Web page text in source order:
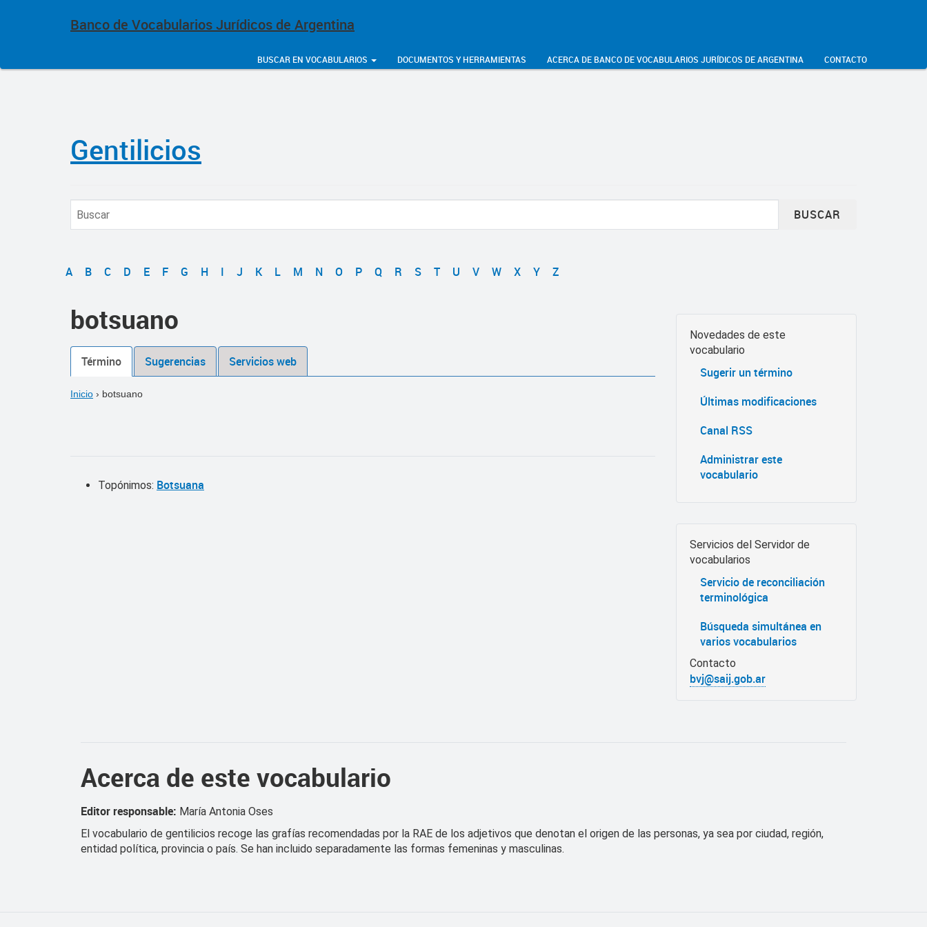
Banco de Vocabularios Jurídicos de Argentina
BUSCAR EN VOCABULARIOS DOCUMENTOS Y HERRAMIENTAS ACERCA DE BANCO DE VOCABULARIOS JURÍDICOS DE ARGENTINA CONTACTO
Gentilicios
BUSCAR
A B C D E F G H I J K L M N O P Q R S T U V W X Y Z
botsuano
Término Sugerencias Servicios web
Inicio › botsuano
Topónimos: Botsuana
Novedades de este
vocabulario
Sugerir un término
Últimas modificaciones
Canal RSS
Administrar este
vocabulario
Servicios del Servidor de
vocabularios
Servicio de reconciliación
terminológica
Búsqueda simultánea en
varios vocabularios
Contacto
bvj@saij.gob.ar
Acerca de este vocabulario
Editor responsable: María Antonia Oses
El vocabulario de gentilicios recoge las grafías recomendadas por la RAE de los adjetivos que denotan el origen de las personas, ya sea por ciudad, región,
entidad política, provincia o país. Se han incluido separadamente las formas femeninas y masculinas.